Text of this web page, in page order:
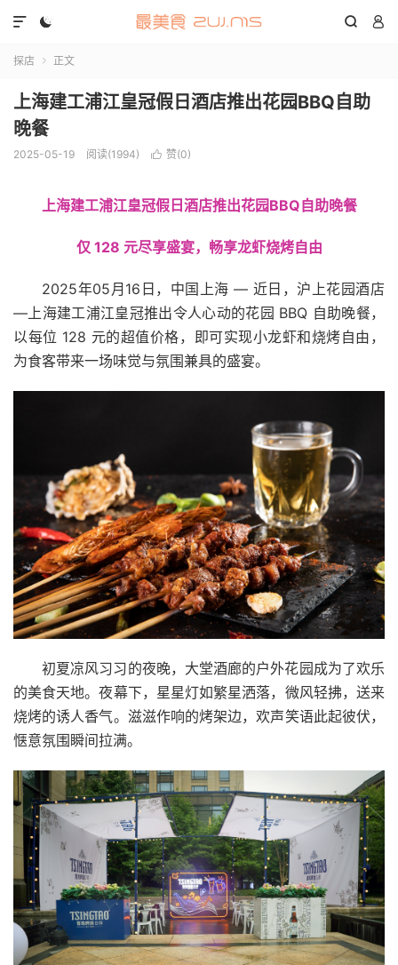
  

探店  正文
上海建工浦江皇冠假日酒店推出花园BBQ自助
晚餐
2025-05-19 阅读(1994)  赞(0)
上海建工浦江皇冠假日酒店推出花园BBQ自助晚餐
仅 128 元尽享盛宴，畅享龙虾烧烤自由
2025年05月16日，中国上海 — 近日，沪上花园酒店
—上海建工浦江皇冠推出令人心动的花园 BBQ 自助晚餐，
以每位 128 元的超值价格，即可实现小龙虾和烧烤自由，
为食客带来一场味觉与氛围兼具的盛宴。
初夏凉风习习的夜晚，大堂酒廊的户外花园成为了欢乐
的美食天地。夜幕下，星星灯如繁星洒落，微风轻拂，送来
烧烤的诱人香气。滋滋作响的烤架边，欢声笑语此起彼伏，
惬意氛围瞬间拉满。